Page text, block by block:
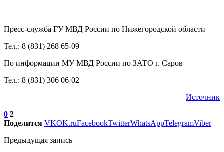
Пресс-служба ГУ МВД России по Нижегородской области
Тел.: 8 (831) 268 65-09
По информации МУ МВД России по ЗАТО г. Саров
Тел.: 8 (831) 306 06-02
Источник
0 2
Поделится VKOK.ruFacebookTwitterWhatsAppTelegramViber
Предыдущая запись